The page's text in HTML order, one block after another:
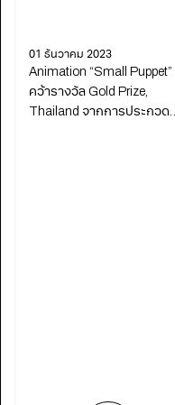
01 ธันวาคม 2023
Animation “Small Puppet”
คว้ารางวัล Gold Prize,
Thailand จากการประกวด